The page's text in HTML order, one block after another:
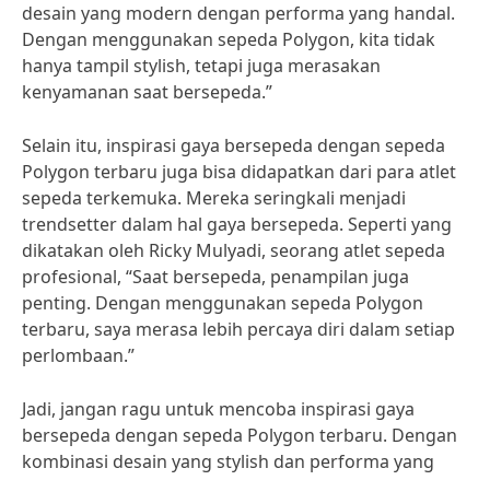
desain yang modern dengan performa yang handal.
Dengan menggunakan sepeda Polygon, kita tidak
hanya tampil stylish, tetapi juga merasakan
kenyamanan saat bersepeda.”
Selain itu, inspirasi gaya bersepeda dengan sepeda
Polygon terbaru juga bisa didapatkan dari para atlet
sepeda terkemuka. Mereka seringkali menjadi
trendsetter dalam hal gaya bersepeda. Seperti yang
dikatakan oleh Ricky Mulyadi, seorang atlet sepeda
profesional, “Saat bersepeda, penampilan juga
penting. Dengan menggunakan sepeda Polygon
terbaru, saya merasa lebih percaya diri dalam setiap
perlombaan.”
Jadi, jangan ragu untuk mencoba inspirasi gaya
bersepeda dengan sepeda Polygon terbaru. Dengan
kombinasi desain yang stylish dan performa yang